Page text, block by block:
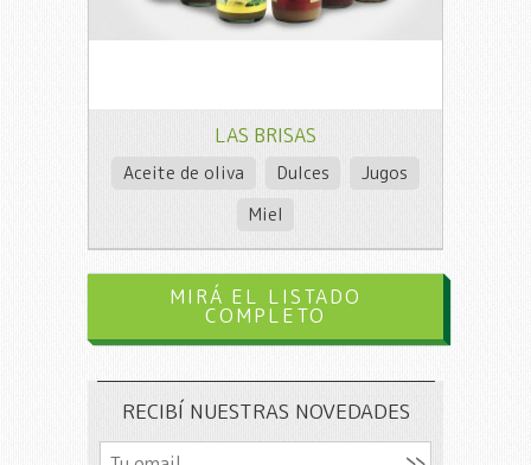
LAS BRISAS
Aceite de oliva Dulces
Jugos
Miel
MIRÁ EL LISTADO
COMPLETO
RECIBÍ NUESTRAS NOVEDADES